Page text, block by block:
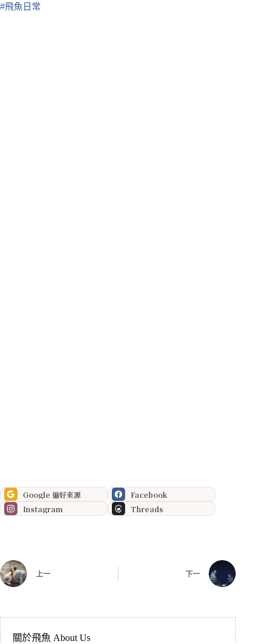
#飛魚日常
Google 偏好來源
Facebook
Instagram
Threads
上一 下一
關於飛魚 About Us